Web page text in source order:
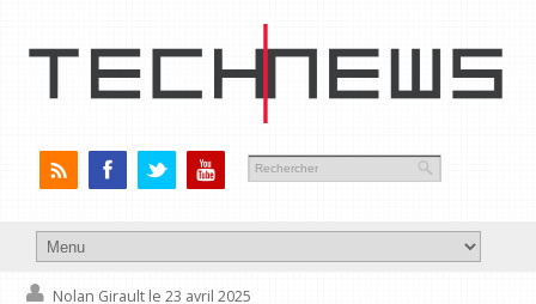
Nolan Girault le 23 avril 2025